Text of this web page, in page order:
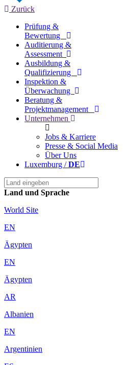
Zurück
Prüfung &
Bewertung
Auditierung &
Assessment
Ausbildung &
Qualifizierung
Inspektion &
Überwachung
Beratung &
Projektmanagement
Unternehmen
Jobs & Karriere
Presse & Social Media
Über Uns
Luxemburg /DE
Land und Sprache
World Site
EN
Ägypten
EN
Ägypten
AR
Albanien
EN
Argentinien